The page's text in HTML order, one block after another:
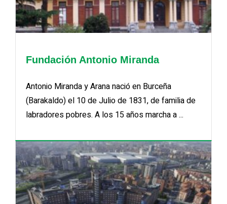
Fundación Antonio Miranda
Antonio Miranda y Arana nació en Burceña
(Barakaldo) el 10 de Julio de 1831, de familia de
labradores pobres. A los 15 años marcha a ...